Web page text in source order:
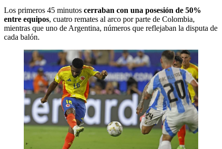
Los primeros 45 minutos cerraban con una posesión de 50%
entre equipos, cuatro remates al arco por parte de Colombia,
mientras que uno de Argentina, números que reflejaban la disputa de
cada balón.